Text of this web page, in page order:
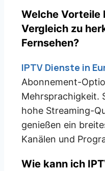
Welche Vorteile
Vergleich zu
Fernsehen?
IPTV Dienste in
Abonnement-
Mehrsprachigkeit.
hohe Streaming-
genießen ein
Kanälen und
Wie kann ich